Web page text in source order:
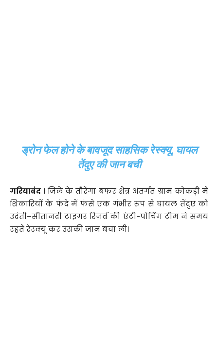
ड्रोन फेल होने के बावजूद साहसिक रेस्क्यू, घायल
तेंदुए की जान बची
गरियाबंद । जिले के तौरेंगा बफर क्षेत्र अंतर्गत ग्राम कोकड़ी में
शिकारियों के फंदे में फंसे एक गंभीर रूप से घायल तेंदुए को
उदंती–सीतानदी टाइगर रिज़र्व की एंटी-पोचिंग टीम ने समय
रहते रेस्क्यू कर उसकी जान बचा ली।